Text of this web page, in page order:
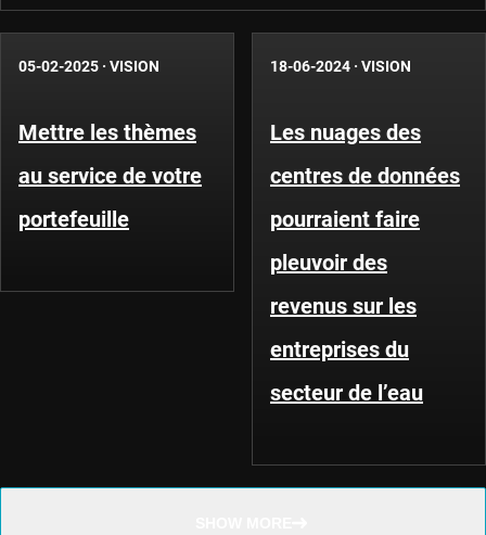
05-02-2025 · VISION
Mettre les thèmes
au service de votre
portefeuille
18-06-2024 · VISION
Les nuages des
centres de données
pourraient faire
pleuvoir des
revenus sur les
entreprises du
secteur de l’eau